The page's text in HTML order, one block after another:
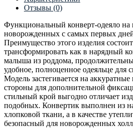
Отзывы (0)
Функциональный конверт-одеяло на
новорожденных с самых первых
Преимущество этого изделия
трансформировать как в нарядный
малыша из роддома,
удобное, полноценное одеяльце для
Модель застегивается на
стороны для дополнительной
стильный крой выгодно отличает
подобных. Конвертик выполнен из
хлопковой ткани, а в качестве
безопасный для новорожденных